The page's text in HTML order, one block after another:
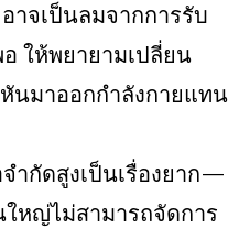
าจเป็นลมจากการรับ
ให้พยายามเปลี่ยน
นมาออกกำลังกายแทน
ำกัดสูงเป็นเรื่องยาก—
หญ่ไม่สามารถจัดการ